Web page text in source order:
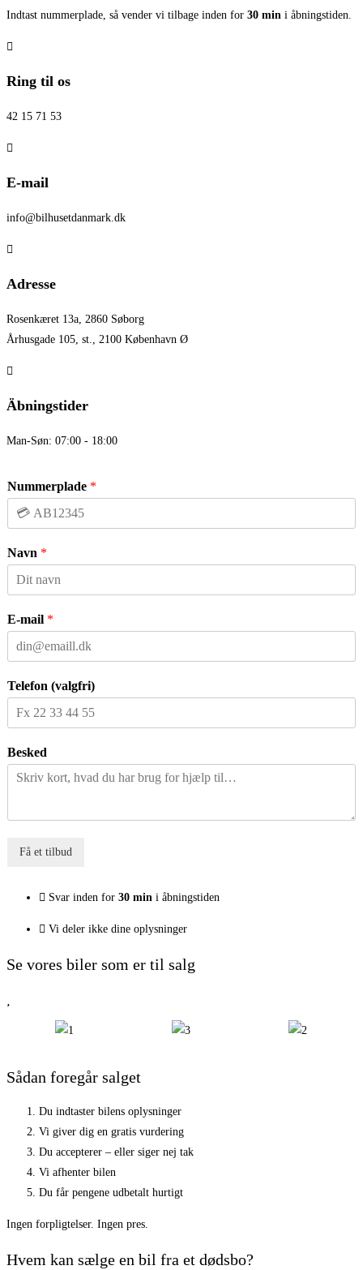
Indtast nummerplade, så vender vi tilbage inden for 30 min i åbningstiden.
Ring til os
42 15 71 53
E-mail
info@bilhusetdanmark.dk
Adresse
Rosenkæret 13a, 2860 Søborg
Århusgade 105, st., 2100 København Ø
Äbningstider
Man-Søn: 07:00 - 18:00
Nummerplade *
Navn *
E-mail *
Telefon (valgfri)
Besked
Få et tilbud
Svar inden for 30 min i åbningstiden
Vi deler ikke dine oplysninger
Se vores biler som er til salg
Sådan foregår salget
Du indtaster bilens oplysninger
Vi giver dig en gratis vurdering
Du accepterer – eller siger nej tak
Vi afhenter bilen
Du får pengene udbetalt hurtigt
Ingen forpligtelser. Ingen pres.
Hvem kan sælge en bil fra et dødsbo?